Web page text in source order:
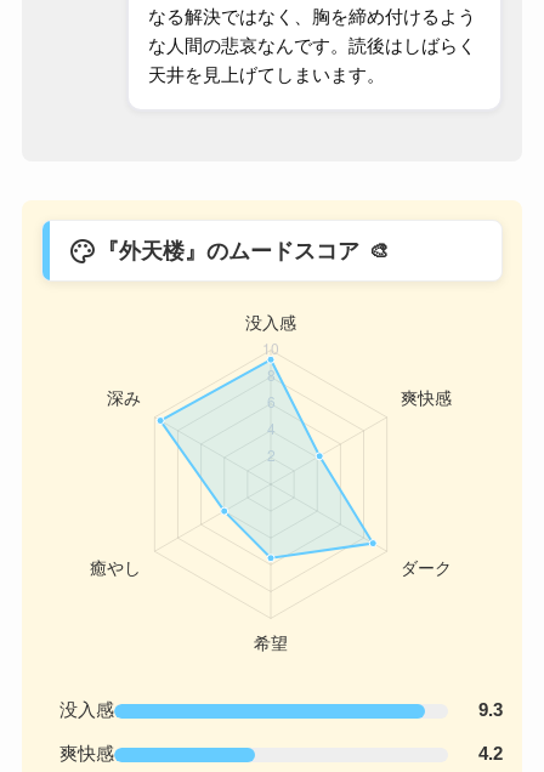
なる解決ではなく、胸を締め付けるよう
な人間の悲哀なんです。読後はしばらく
天井を見上げてしまいます。
palette 『外天楼』のムードスコア
没入感 9.3
爽快感 4.2